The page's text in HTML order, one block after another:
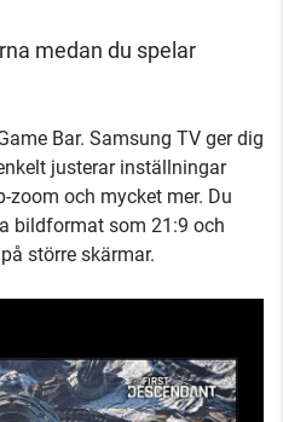
medan du spelar
Bar. Samsung TV ger dig
justerar inställningar
zoom och mycket mer. Du
bildformat som 21:9 och
större skärmar.